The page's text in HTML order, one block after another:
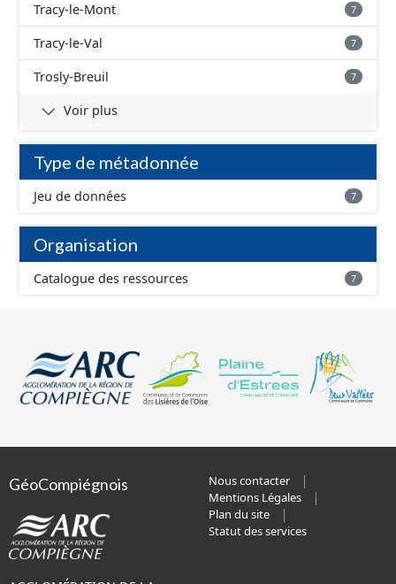
Tracy-le-Mont 7
Tracy-le-Val 7
Trosly-Breuil 7
Voir plus
Type de métadonnée
Jeu de données 7
Organisation
Catalogue des ressources 7
GéoCompiégnois
Nous contacter
Mentions Légales
Plan du site
Statut des services